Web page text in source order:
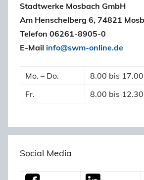
Stadtwerke Mosbach GmbH
Am Henschelberg 6, 74821
Telefon 06261-8905-0
E-Mail info@swm-online.de
Mo. – Do.
8.00 bis
Fr.
8.00 bis
Social Media